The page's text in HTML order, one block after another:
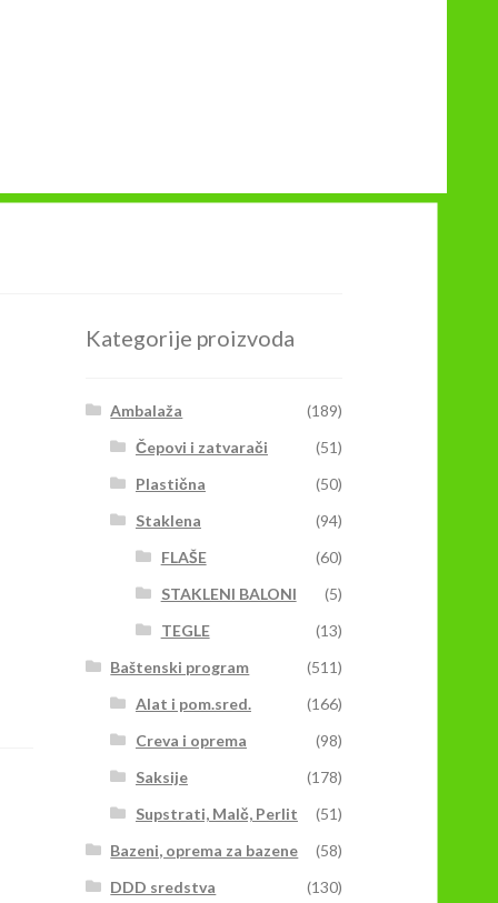
Kategorije proizvoda
Ambalaža
(189)
Čepovi i zatvarači
(51)
Plastična
(50)
Staklena
(94)
FLAŠE
(60)
STAKLENI BALONI
(5)
TEGLE
(13)
Baštenski program
(511)
Alat i pom.sred.
(166)
Creva i oprema
(98)
Saksije
(178)
Supstrati, Malč, Perlit
(51)
Bazeni, oprema za bazene
(58)
DDD sredstva
(130)